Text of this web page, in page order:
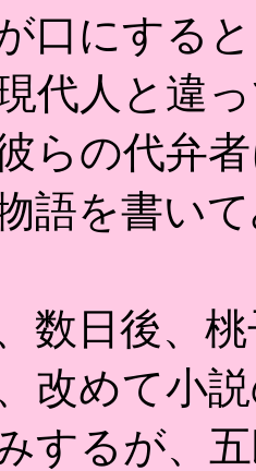
口にする
代人と違
らの代弁
語を書い
数日後、
改めて小
するが、